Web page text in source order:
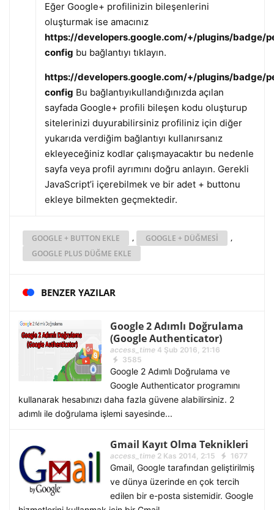
Eğer Google+ profilinizin bileşenlerini
oluşturmak ise amacınız
https://developers.google.com/+/plugins/badge/
config bu bağlantıyı tıklayın.
https://developers.google.com/+/plugins/badge/
config Bu bağlantıyıkullandığınızda açılan
sayfada Google+ profili bileşen kodu oluşturup
sitelerinizi duyurabilirsiniz profiliniz için diğer
yukarıda verdiğim bağlantıyı kullanırsanız
ekleyeceğiniz kodlar çalışmayacaktır bu nedenle
sayfa veya profil ayrımını doğru anlayın. Gerekli
JavaScript’i içerebilmek ve bir adet + buttonu
ekleye bilmekten geçmektedir.
GOOGLE + BUTTON EKLE , GOOGLE + DÜĞMESI ,
GOOGLE PLUS DÜĞME EKLE
BENZER YAZILAR
Google 2 Adımlı Doğrulama
(Google Authenticator)
access_time4 Şub 2016, 21:16
3585
Google 2 Adımlı Doğrulama ve
Google Authenticator programını
kullanarak hesabınızı daha fazla güvene alabilirsiniz. 2
adımlı ile doğrulama işlemi sayesinde...
Gmail Kayıt Olma Teknikleri
access_time2 Kas 2014, 2:15 1677
Gmail, Google tarafından geliştirilmiş
ve dünya üzerinde en çok tercih
edilen bir e-posta sistemidir. Google